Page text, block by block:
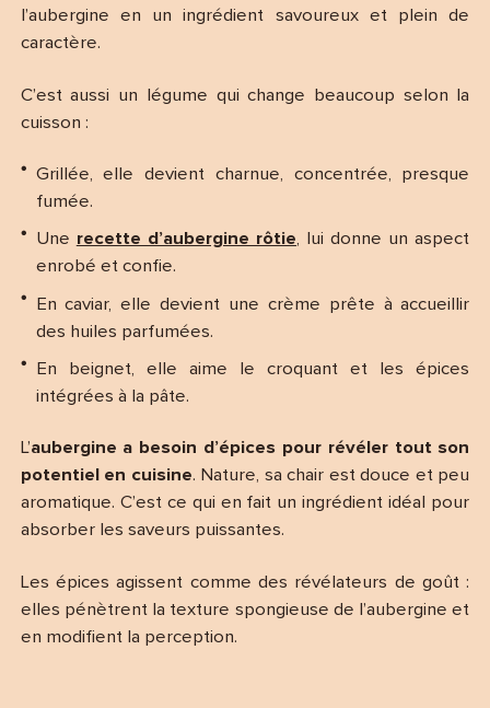
l’aubergine en un ingrédient savoureux et plein de
caractère.
C’est aussi un légume qui change beaucoup selon la
cuisson :
Grillée, elle devient charnue, concentrée, presque
fumée.
Une recette d’aubergine rôtie, lui donne un aspect
enrobé et confie.
En caviar, elle devient une crème prête à accueillir
des huiles parfumées.
En beignet, elle aime le croquant et les épices
intégrées à la pâte.
L’aubergine a besoin d’épices pour révéler tout son
potentiel en cuisine. Nature, sa chair est douce et peu
aromatique. C’est ce qui en fait un ingrédient idéal pour
absorber les saveurs puissantes.
Les épices agissent comme des révélateurs de goût :
elles pénètrent la texture spongieuse de l’aubergine et
en modifient la perception.